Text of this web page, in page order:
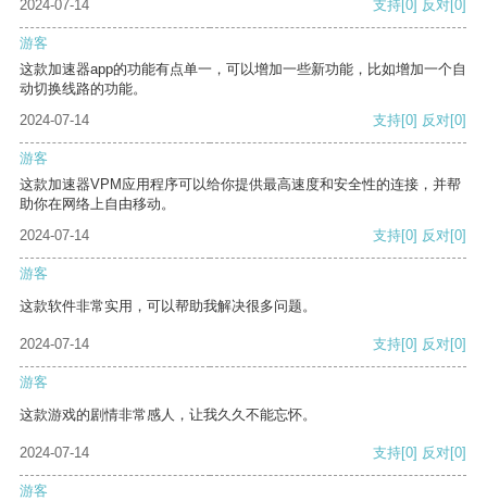
2024-07-14 支持[0] 反对[0]
游客
这款加速器app的功能有点单一，可以增加一些新功能，比如增加一个自
动切换线路的功能。
2024-07-14
支持[0] 反对[0]
游客
这款加速器VPM应用程序可以给你提供最高速度和安全性的连接，并帮
助你在网络上自由移动。
2024-07-14
支持[0] 反对[0]
游客
这款软件非常实用，可以帮助我解决很多问题。
2024-07-14 支持[0] 反对[0]
游客
这款游戏的剧情非常感人，让我久久不能忘怀。
2024-07-14 支持[0] 反对[0]
游客